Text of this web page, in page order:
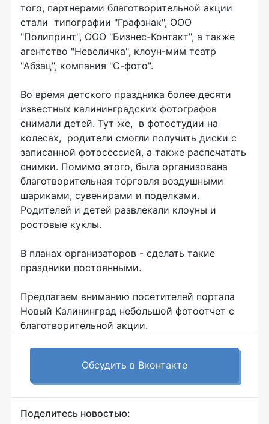
того, партнерами благотворительной акции
стали типографии "Графзнак", ООО
"Полипринт", ООО "Бизнес-Контакт", а также
агентство "Невеличка", клоун-мим театр
"Абзац", компания "С-фото".
Во время детского праздника более десяти
известных калининградских фотографов
снимали детей. Тут же, в фотостудии на
колесах, родители смогли получить диски с
записанной фотосессией, а также распечатать
снимки. Помимо этого, была организована
благотворительная торговля воздушными
шариками, сувенирами и поделками.
Родителей и детей развлекали клоуны и
ростовые куклы.
В планах организаторов - сделать такие
праздники постоянными.
Предлагаем вниманию посетителей портала
Новый Калининград небольшой фотоотчет с
благотворительной акции.
Обсудить в Вконтакте
Поделитесь новостью: